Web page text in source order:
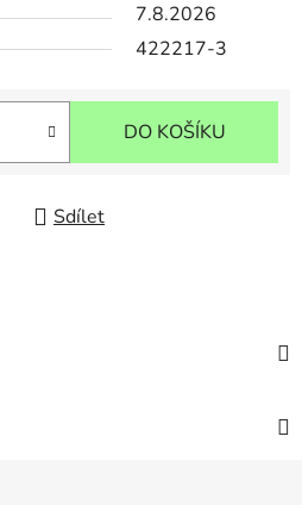
7.8.2026
422217-3
DO KOŠÍKU
Sdílet